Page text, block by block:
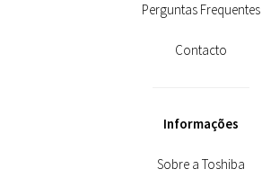
Perguntas Frequentes
Contacto
Informações
Sobre a Toshiba